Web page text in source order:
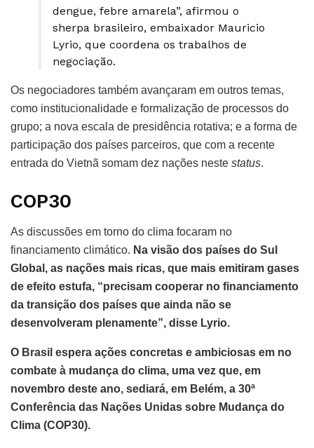
dengue, febre amarela”, afirmou o
sherpa brasileiro, embaixador Mauricio
Lyrio, que coordena os trabalhos de
negociação.
Os negociadores também avançaram em outros temas,
como institucionalidade e formalização de processos do
grupo; a nova escala de presidência rotativa; e a forma de
participação dos países parceiros, que com a recente
entrada do Vietnã somam dez nações neste status.
COP30
As discussões em torno do clima focaram no
financiamento climático. Na visão dos países do Sul
Global, as nações mais ricas, que mais emitiram gases
de efeito estufa, “precisam cooperar no financiamento
da transição dos países que ainda não se
desenvolveram plenamente”, disse Lyrio.
O Brasil espera ações concretas e ambiciosas em no
combate à mudança do clima, uma vez que, em
novembro deste ano, sediará, em Belém, a 30ª
Conferência das Nações Unidas sobre Mudança do
Clima (COP30).